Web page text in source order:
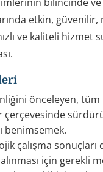
etkin,
ve kaliteli hizmet
önceleyen, tüm
çerçevesinde
benimsemek.
çalışma
için gerekli